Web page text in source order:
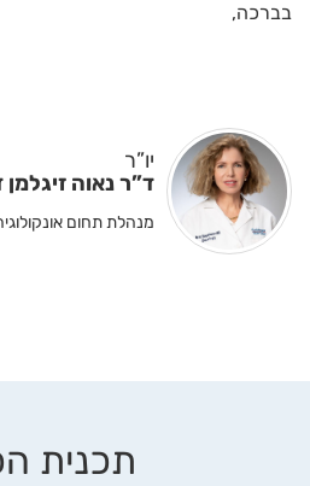
יו”ר
ד”ר נאוה זיגלמן
מנהלת תחום
בברכה,
תכנית